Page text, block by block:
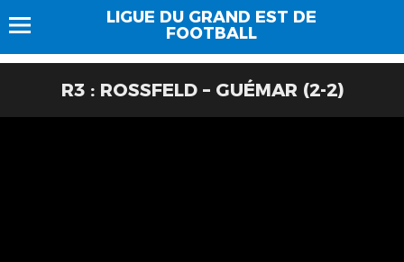
LIGUE DU GRAND EST DE
FOOTBALL
R3 : ROSSFELD – GUÉMAR (2-2)